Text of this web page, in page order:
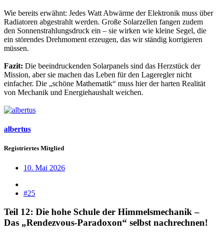
Wie bereits erwähnt: Jedes Watt Abwärme der Elektronik muss über
Radiatoren abgestrahlt werden. Große Solarzellen fangen zudem
den Sonnenstrahlungsdruck ein – sie wirken wie kleine Segel, die
ein störendes Drehmoment erzeugen, das wir ständig korrigieren
müssen.
Fazit: Die beeindruckenden Solarpanels sind das Herzstück der
Mission, aber sie machen das Leben für den Lageregler nicht
einfacher. Die „schöne Mathematik“ muss hier der harten Realität
von Mechanik und Energiehaushalt weichen.
albertus
Registriertes Mitglied
10. Mai 2026
#25
Teil 12: Die hohe Schule der Himmelsmechanik –
Das „Rendezvous-Paradoxon“ selbst nachrechnen!​